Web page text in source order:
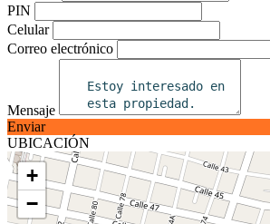
PIN
Celular
Correo electrónico
Mensaje
Enviar
UBICACIÓN
+
−